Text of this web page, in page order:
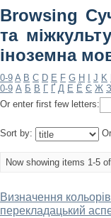
Browsing
та
іноземна
0-9 A B C D E F G H J K
0-9 А Б В Г Ґ Д Е Ё Є Ж З
Or enter first few letters:
Sort by:
Now showing items 1-5
Визначення кольорів
перекладацький